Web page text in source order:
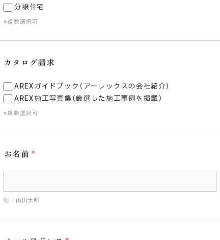
分譲住宅
※複数選択可
カタログ請求
AREXガイドブック（アーレックスの会社紹介）
AREX施工写真集（厳選した施工事例を掲載）
※複数選択可
お名前
例：山田太郎